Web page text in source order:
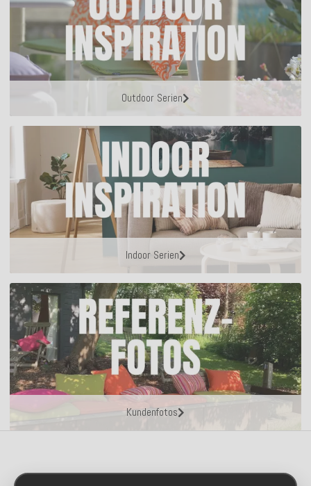
Outdoor Serien
Indoor Serien
Kundenfotos